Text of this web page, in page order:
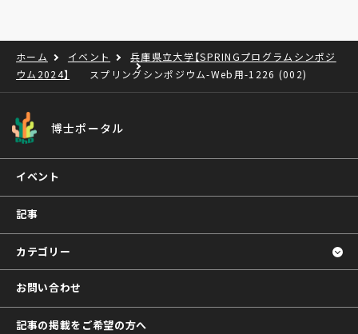
ホーム イベント
兵庫県立大学【SPRINGプログラムシンポジ
ウム2024】
スプリングシンポジウム-Web用-1226 (002)
博士ポータル
イベント
記事
カテゴリー
お問い合わせ
記事の掲載をご希望の方へ